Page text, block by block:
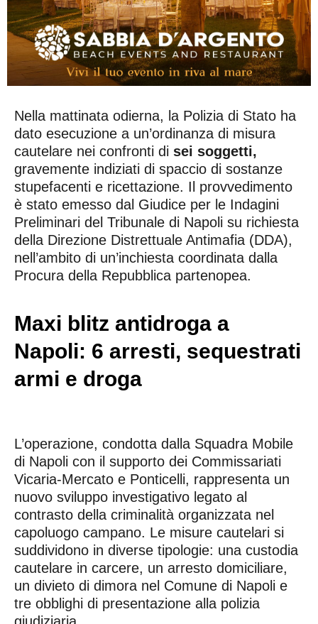
Nella mattinata odierna, la Polizia di Stato ha
dato esecuzione a un’ordinanza di misura
cautelare nei confronti di sei soggetti,
gravemente indiziati di spaccio di sostanze
stupefacenti e ricettazione. Il provvedimento
è stato emesso dal Giudice per le Indagini
Preliminari del Tribunale di Napoli su richiesta
della Direzione Distrettuale Antimafia (DDA),
nell’ambito di un’inchiesta coordinata dalla
Procura della Repubblica partenopea.
Maxi blitz antidroga a
Napoli: 6 arresti, sequestrati
armi e droga
L’operazione, condotta dalla Squadra Mobile
di Napoli con il supporto dei Commissariati
Vicaria-Mercato e Ponticelli, rappresenta un
nuovo sviluppo investigativo legato al
contrasto della criminalità organizzata nel
capoluogo campano. Le misure cautelari si
suddividono in diverse tipologie: una custodia
cautelare in carcere, un arresto domiciliare,
un divieto di dimora nel Comune di Napoli e
tre obblighi di presentazione alla polizia
giudiziaria.